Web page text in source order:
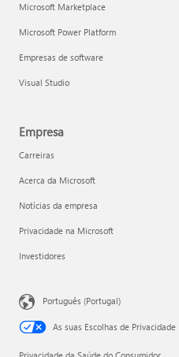
Microsoft Marketplace
Microsoft Power Platform
Empresas de software
Visual Studio
Empresa
Carreiras
Acerca da Microsoft
Notícias da empresa
Privacidade na Microsoft
Investidores
Português (Portugal)
As suas Escolhas de Privacidade